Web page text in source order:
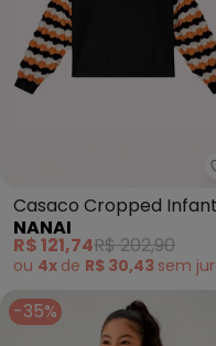
Casaco Cropped
Menina em Tricô (Preto)
NANAI
R$ 121,74R$ 202,90
ou 4x de R$ 30,43 sem
-35%